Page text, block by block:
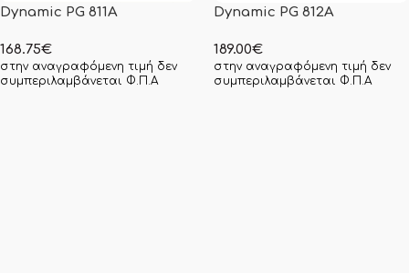
Dynamic PG 811A
168.75€
στην αναγραφόμενη τιμή δεν
συμπεριλαμβάνεται Φ.Π.Α
Dynamic PG 812A
189.00€
στην αναγραφόμενη τιμή δεν
συμπεριλαμβάνεται Φ.Π.Α